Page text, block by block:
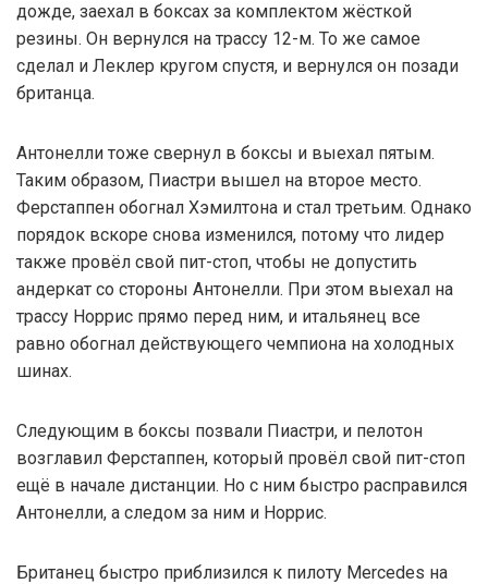
дожде, заехал в боксах за комплектом жёсткой
резины. Он вернулся на трассу 12-м. То же самое
сделал и Леклер кругом спустя, и вернулся он позади
британца.
Антонелли тоже свернул в боксы и выехал пятым.
Таким образом, Пиастри вышел на второе место.
Ферстаппен обогнал Хэмилтона и стал третьим. Однако
порядок вскоре снова изменился, потому что лидер
также провёл свой пит-стоп, чтобы не допустить
андеркат со стороны Антонелли. При этом выехал на
трассу Норрис прямо перед ним, и итальянец все
равно обогнал действующего чемпиона на холодных
шинах.
Следующим в боксы позвали Пиастри, и пелотон
возглавил Ферстаппен, который провёл свой пит-стоп
ещё в начале дистанции. Но с ним быстро расправился
Антонелли, а следом за ним и Норрис.
Британец быстро приблизился к пилоту Mercedes на